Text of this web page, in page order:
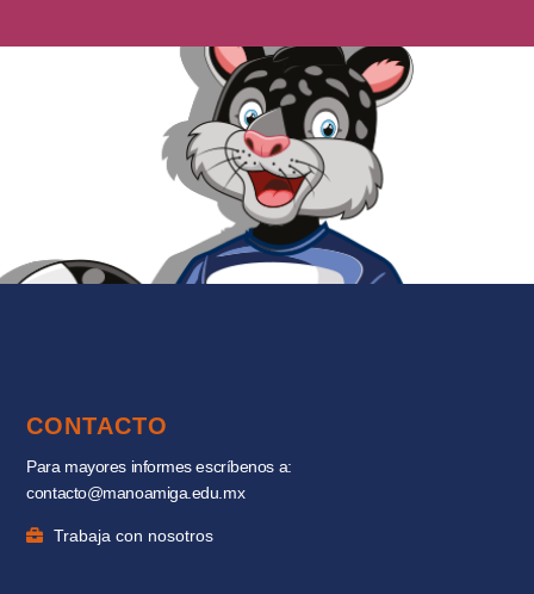
CONTACTO
Para mayores informes escríbenos a:
contacto@manoamiga.edu.mx
Trabaja con nosotros